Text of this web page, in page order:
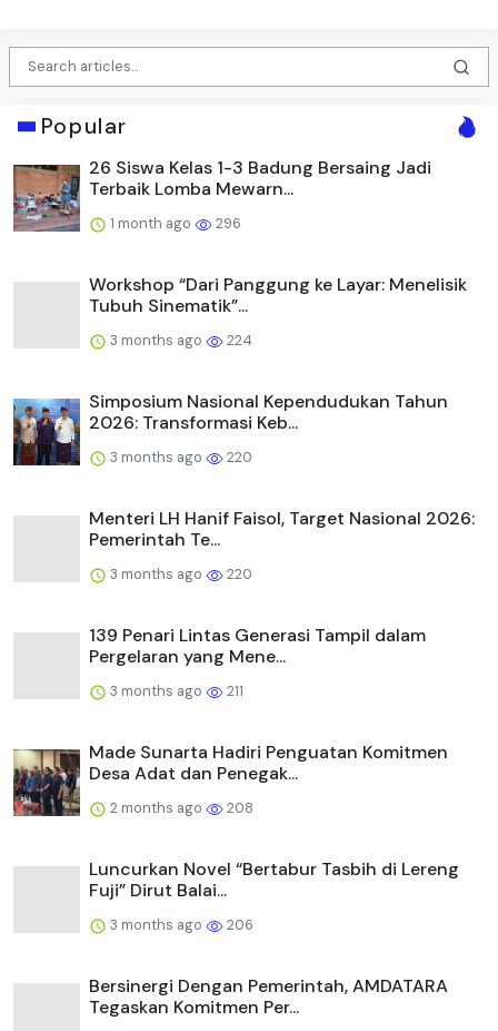
Popular
26 Siswa Kelas 1-3 Badung Bersaing Jadi
Terbaik Lomba Mewarn...
1 month ago 296
Workshop “Dari Panggung ke Layar: Menelisik
Tubuh Sinematik”...
3 months ago 224
Simposium Nasional Kependudukan Tahun
2026: Transformasi Keb...
3 months ago 220
Menteri LH Hanif Faisol, Target Nasional 2026:
Pemerintah Te...
3 months ago 220
139 Penari Lintas Generasi Tampil dalam
Pergelaran yang Mene...
3 months ago 211
Made Sunarta Hadiri Penguatan Komitmen
Desa Adat dan Penegak...
2 months ago 208
Luncurkan Novel “Bertabur Tasbih di Lereng
Fuji” Dirut Balai...
3 months ago 206
Bersinergi Dengan Pemerintah, AMDATARA
Tegaskan Komitmen Per...